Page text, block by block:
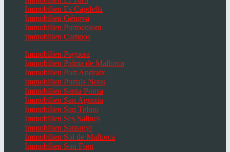
Immobilien Es Capdella
Immobilien Génova
Immobilien Portocolom
Immobilien Campos
Immobilien Paguera
Immobilien Palma de Mallorca
Immobilien Port Andratx
Immobilien Portals Nous
Immobilien Santa Ponsa
Immobilien San Agustin
Immobilien San Telmo
Immobilien Ses Salines
Immobilien Santanyi
Immobilien Sol de Mallorca
Immobilien Son Font